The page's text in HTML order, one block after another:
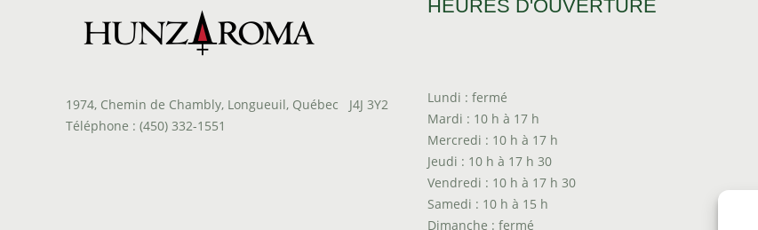
1974, Chemin de Chambly, Longueuil, Québec J4J 3Y2
Téléphone : (450) 332-1551
HEURES D'OUVERTURE
Lundi : fermé
Mardi : 10 h à 17 h
Mercredi : 10 h à 17 h
Jeudi : 10 h à 17 h 30
Vendredi : 10 h à 17 h 30
Samedi : 10 h à 15 h
Dimanche : fermé